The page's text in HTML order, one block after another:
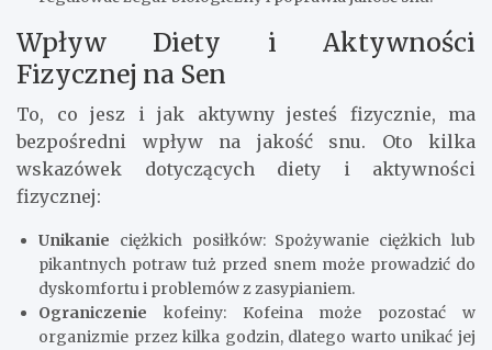
Wpływ Diety i Aktywności
Fizycznej na Sen
To, co jesz i jak aktywny jesteś fizycznie, ma
bezpośredni wpływ na jakość snu. Oto kilka
wskazówek dotyczących diety i aktywności
fizycznej:
Unikanie ciężkich posiłków: Spożywanie ciężkich lub
pikantnych potraw tuż przed snem może prowadzić do
dyskomfortu i problemów z zasypianiem.
Ograniczenie kofeiny: Kofeina może pozostać w
organizmie przez kilka godzin, dlatego warto unikać jej